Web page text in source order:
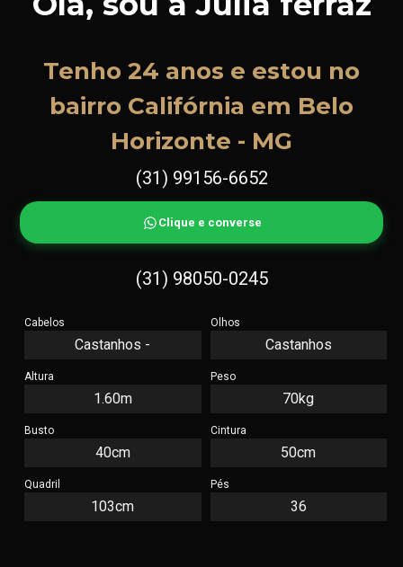
Tenho 24 anos e estou no
bairro Califórnia em Belo
Horizonte - MG
(31) 99156-6652
Clique e converse
(31) 98050-0245
Cabelos
Castanhos -
Olhos
Castanhos
Altura
1.60m
Peso
70kg
Busto
40cm
Cintura
50cm
Quadril
103cm
Pés
36